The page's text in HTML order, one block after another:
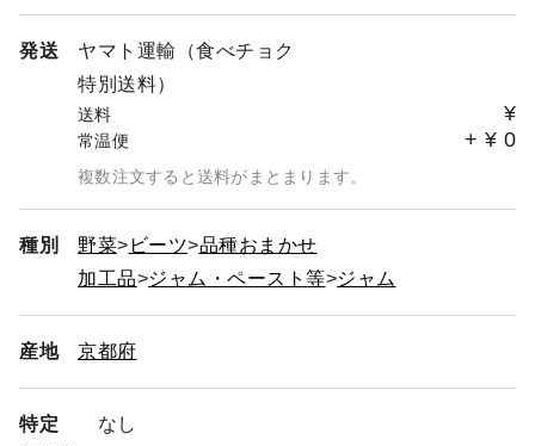
発送
ヤマト運輸（食べチョク
特別送料）
送料 ¥
常温便 + ¥ 0
複数注文すると送料がまとまります。
種別 野菜 ビーツ
品種おまかせ
加工品
ジャム・ペースト等 ジャム
産地 京都府
特定
なし